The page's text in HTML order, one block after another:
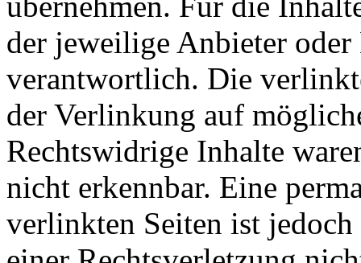
der jeweilige Anbieter oder
verantwortlich. Die
der Verlinkung auf
Rechtswidrige Inhalte
nicht erkennbar. Eine
verlinkten Seiten ist